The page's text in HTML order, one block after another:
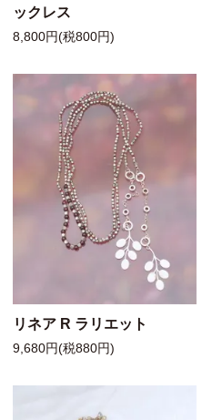
ックレス
8,800円(税800円)
リネア R ラリエット
9,680円(税880円)